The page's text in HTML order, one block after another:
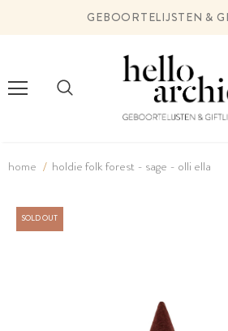
GEBOORTELIJSTEN &
home holdie folk forest - sage - olli ella
SOLD OUT